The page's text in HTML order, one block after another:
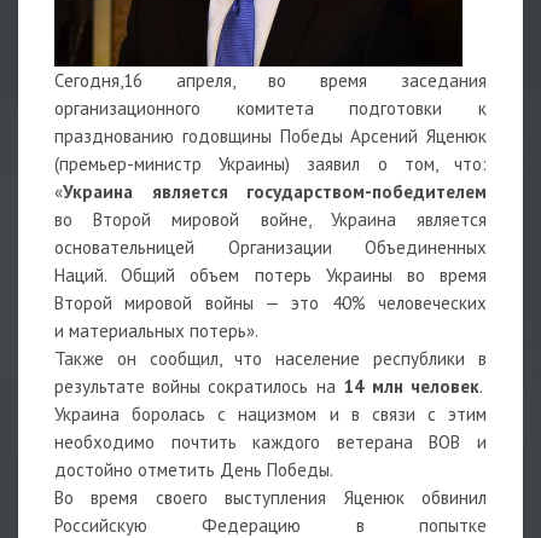
Сегодня,16 апреля, во время заседания
организационного комитета подготовки к
празднованию годовщины Победы Арсений Яценюк
(премьер-министр Украины) заявил о том, что:
«Украина является государством-победителем
во Второй мировой войне, Украина является
основательницей Организации Объединенных
Наций. Общий объем потерь Украины во время
Второй мировой войны — это 40% человеческих
и материальных потерь».
Также он сообщил, что население республики в
результате войны сократилось на 14 млн человек.
Украина боролась с нацизмом и в связи с этим
необходимо почтить каждого ветерана ВОВ и
достойно отметить День Победы.
Во время своего выступления Яценюк обвинил
Российскую Федерацию в попытке